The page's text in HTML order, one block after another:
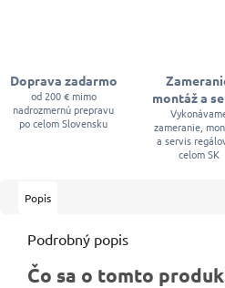
Doprava zadarmo
od 200 € mimo
nadrozmernú prepravu
po celom Slovensku
montáž a
zameranie,
a servis
celom SK
Popis
Podrobný popis
Čo sa o tomto